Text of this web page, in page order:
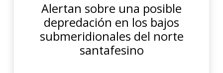
Alertan sobre una posible
depredación en los bajos
submeridionales del norte
santafesino